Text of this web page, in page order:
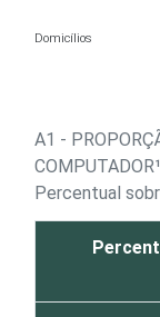
Domicílios
A1 -
COMPUTADOR¹
Percentual